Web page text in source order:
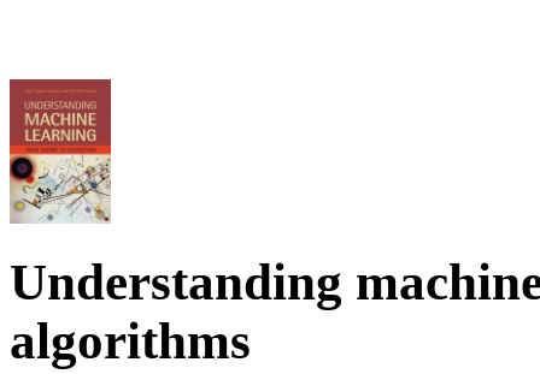
Understanding
algorithms